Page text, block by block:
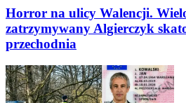
Horror na ulicy Walencji.
zatrzymywany Algierczyk
przechodnia